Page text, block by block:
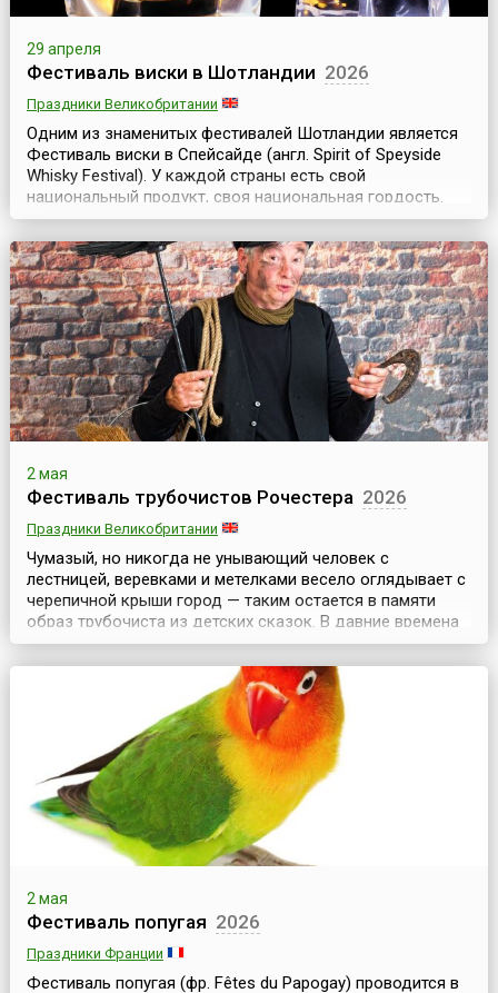
29 апреля
Фестиваль виски в Шотландии 2026
Праздники Великобритании
Одним из знаменитых фестивалей Шотландии является
Фестиваль виски в Спейсайде (англ. Spirit of Speyside
Whisky Festival). У каждой страны есть свой
национальный продукт, своя национальная гордость.
Шотландцы гордятся своим виски. С наступлением
весны в Шотландии начинается пора фестивалей и
праздников, посвященных виски. Первым стартует The
Spirit of Speyside Whisky Festival, который длится 6 ...
2 мая
Фестиваль трубочистов Рочестера 2026
Праздники Великобритании
Чумазый, но никогда не унывающий человек с
лестницей, веревками и метелками весело оглядывает с
черепичной крыши город — таким остается в памяти
образ трубочиста из детских сказок. В давние времена
ремесло трубочиста окутывала некая таинственность.
Ходили легенды о богатых джентльменах, которые
теряли своих детей и после долгих лет безутешного горя
находили их среди трубочистов. Истории окруж...
2 мая
Фестиваль попугая 2026
Праздники Франции
Фестиваль попугая (фр. Fêtes du Papogay) проводится в